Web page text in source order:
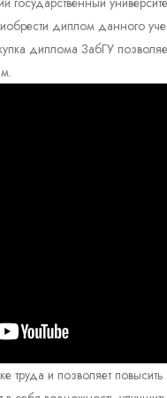
диплом данного
диплома ЗабГУ
и позволяет